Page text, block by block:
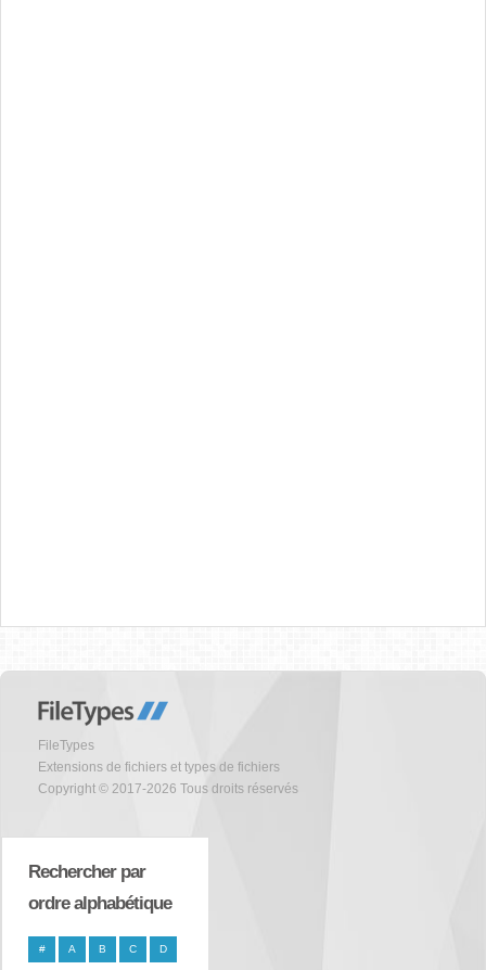
FileTypes
Extensions de fichiers et types de fichiers
Copyright © 2017-2026 Tous droits réservés
Rechercher par
ordre alphabétique
# A B C D